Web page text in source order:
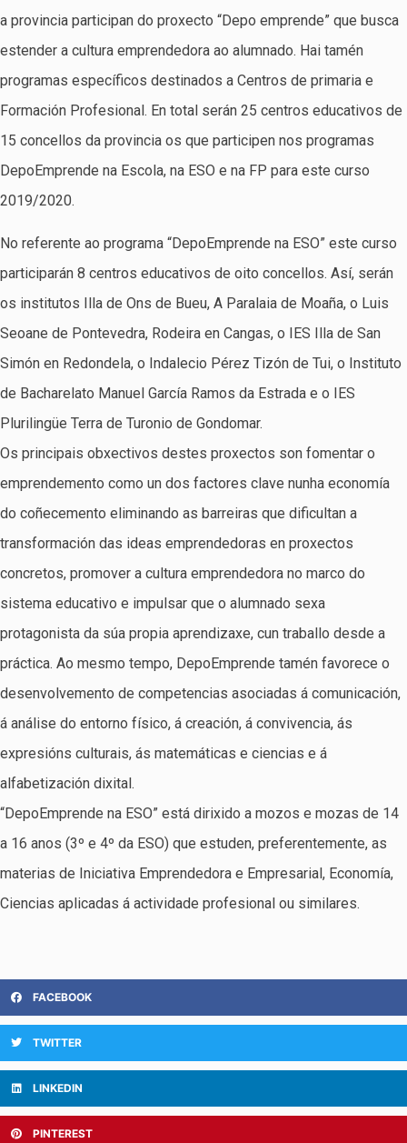
a provincia participan do proxecto “Depo emprende” que busca
estender a cultura emprendedora ao alumnado. Hai tamén
programas específicos destinados a Centros de primaria e
Formación Profesional. En total serán 25 centros educativos de
15 concellos da provincia os que participen nos programas
DepoEmprende na Escola, na ESO e na FP para este curso
2019/2020.
No referente ao programa “DepoEmprende na ESO” este curso
participarán 8 centros educativos de oito concellos. Así, serán
os institutos Illa de Ons de Bueu, A Paralaia de Moaña, o Luis
Seoane de Pontevedra, Rodeira en Cangas, o IES Illa de San
Simón en Redondela, o Indalecio Pérez Tizón de Tui, o Instituto
de Bacharelato Manuel García Ramos da Estrada e o IES
Plurilingüe Terra de Turonio de Gondomar.
Os principais obxectivos destes proxectos son fomentar o
emprendemento como un dos factores clave nunha economía
do coñecemento eliminando as barreiras que dificultan a
transformación das ideas emprendedoras en proxectos
concretos, promover a cultura emprendedora no marco do
sistema educativo e impulsar que o alumnado sexa
protagonista da súa propia aprendizaxe, cun traballo desde a
práctica. Ao mesmo tempo, DepoEmprende tamén favorece o
desenvolvemento de competencias asociadas á comunicación,
á análise do entorno físico, á creación, á convivencia, ás
expresións culturais, ás matemáticas e ciencias e á
alfabetización dixital.
“DepoEmprende na ESO” está dirixido a mozos e mozas de 14
a 16 anos (3º e 4º da ESO) que estuden, preferentemente, as
materias de Iniciativa Emprendedora e Empresarial, Economía,
Ciencias aplicadas á actividade profesional ou similares.
FACEBOOK
TWITTER
LINKEDIN
PINTEREST